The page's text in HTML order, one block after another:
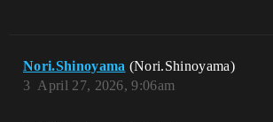
Nori.Shinoyama (Nori.Shinoyama)
April 27, 2026, 9:06am
3